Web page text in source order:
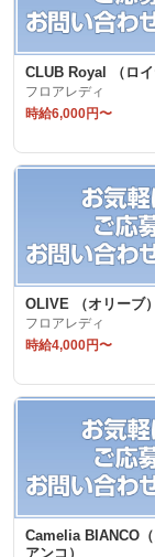
CLUB Royal （ロイ
フロアレディ
時給6,000円〜
OLIVE （オリーブ
フロアレディ
時給4,000円〜
Camelia BIANCO
アンコ）